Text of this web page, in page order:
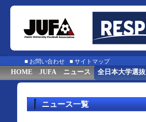
■ お問い合わせ ■ サイトマップ
HOME JUFA ニュース 全日本大学選抜
ニュース一覧